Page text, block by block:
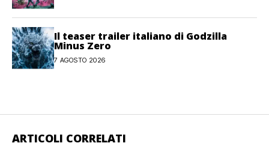
Il teaser trailer italiano di Godzilla
Minus Zero
7 AGOSTO 2026
ARTICOLI CORRELATI